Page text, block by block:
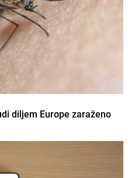
diljem Europe zaraženo